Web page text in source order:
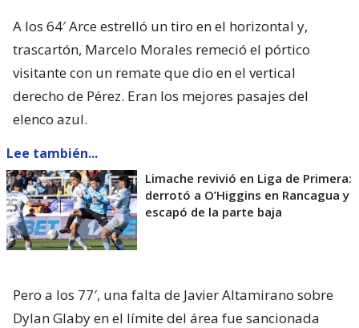
A los 64′ Arce estrelló un tiro en el horizontal y,
trascartón, Marcelo Morales remeció el pórtico
visitante con un remate que dio en el vertical
derecho de Pérez. Eran los mejores pasajes del
elenco azul.
Lee también...
Limache revivió en Liga de Primera:
derrotó a O’Higgins en Rancagua y
escapó de la parte baja
Pero a los 77′, una falta de Javier Altamirano sobre
Dylan Glaby en el límite del área fue sancionada